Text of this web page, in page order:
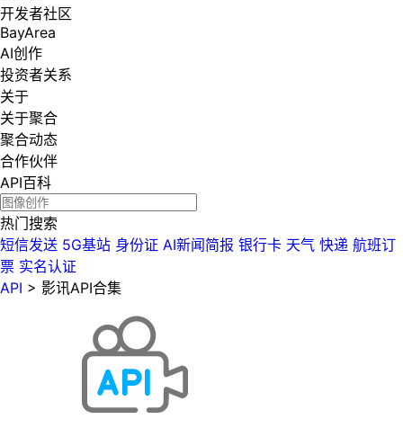
开发者社区
BayArea
AI创作
投资者关系
关于
关于聚合
聚合动态
合作伙伴
API百科
热门搜索
短信发送 5G基站 身份证 AI新闻简报 银行卡 天气 快递 航班订
票 实名认证
API > 影讯API合集